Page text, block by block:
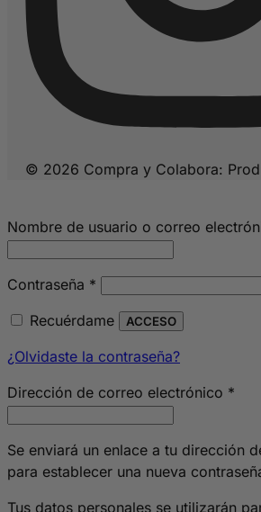
© 2026 Compra y Colabora:
Nombre de usuario o correo
Contraseña *
Recuérdame ACCESO
¿Olvidaste la contraseña?
Dirección de correo electrónico *
Se enviará un enlace a tu dirección
para establecer una nueva
Tus datos personales se utilizarán